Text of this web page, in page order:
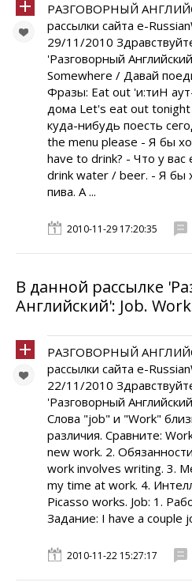
РАЗГОВОРНЫЙ
рассылки сайта e-
29/11/2010
'Разговорный
Somewhere / Давай
Фразы: Eat out 'и:тиН
дома Let's eat out
куда-нибудь поесть
the menu please - Я бы
have to drink? - Что у вас
drink water / beer. - Я бы
пива. A ...
2010-11-29 17:20:35
В данной рассылке
Английский': Job.
РАЗГОВОРНЫЙ
рассылки сайта e-
22/11/2010
'Разговорный
Слова "job" и "Work"
различия. Cравните:
new work. 2.
work involves writing. 3.
my time at work. 4.
Picasso works. Job: 1.
Задание: I have a couple
2010-11-22 15:27:17